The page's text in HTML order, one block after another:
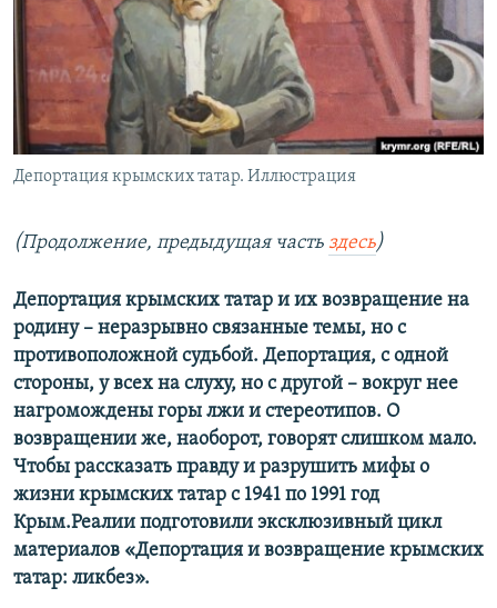
ПОБЕДИТЕЛЕЙ НЕ СУДЯТ?
КРЫМ.НЕПОКОРЕННЫЙ
ELIFBE
УКРАИНСКАЯ ПРОБЛЕМА КРЫМА
ПРИСОЕДИНЯЙТЕСЬ!
Все сайты RFE/RL
Депортация крымских татар. Иллюстрация
(Продолжение, предыдущая часть здесь)
Депортация крымских татар и их возвращение на
родину – неразрывно связанные темы, но с
противоположной судьбой. Депортация, с одной
стороны, у всех на слуху, но с другой – вокруг нее
нагромождены горы лжи и стереотипов. О
возвращении же, наоборот, говорят слишком мало.
Чтобы рассказать правду и разрушить мифы о
жизни крымских татар с 1941 по 1991 год
Крым.Реалии подготовили эксклюзивный цикл
материалов «Депортация и возвращение крымских
татар: ликбез».